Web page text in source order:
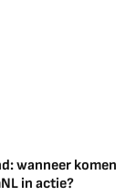
wanneer komen
in actie?